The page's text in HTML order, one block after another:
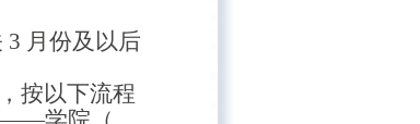
3 月份及以后
按以下流程